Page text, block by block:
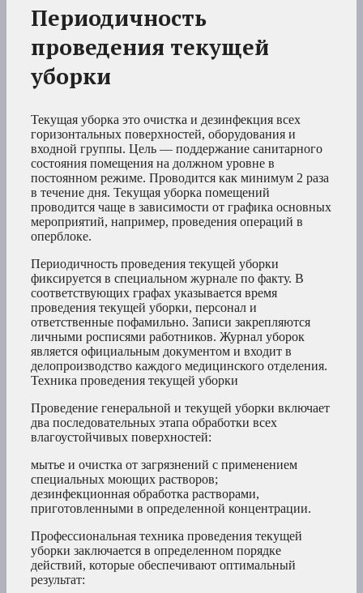
Периодичность
проведения текущей
уборки
Текущая уборка это очистка и дезинфекция всех
горизонтальных поверхностей, оборудования и
входной группы. Цель — поддержание санитарного
состояния помещения на должном уровне в
постоянном режиме. Проводится как минимум 2 раза
в течение дня. Текущая уборка помещений
проводится чаще в зависимости от графика основных
мероприятий, например, проведения операций в
оперблоке.
Периодичность проведения текущей уборки
фиксируется в специальном журнале по факту. В
соответствующих графах указывается время
проведения текущей уборки, персонал и
ответственные пофамильно. Записи закрепляются
личными росписями работников. Журнал уборок
является официальным документом и входит в
делопроизводство каждого медицинского отделения.
Техника проведения текущей уборки
Проведение генеральной и текущей уборки включает
два последовательных этапа обработки всех
влагоустойчивых поверхностей:
мытье и очистка от загрязнений с применением
специальных моющих растворов;
дезинфекционная обработка растворами,
приготовленными в определенной концентрации.
Профессиональная техника проведения текущей
уборки заключается в определенном порядке
действий, которые обеспечивают оптимальный
результат: